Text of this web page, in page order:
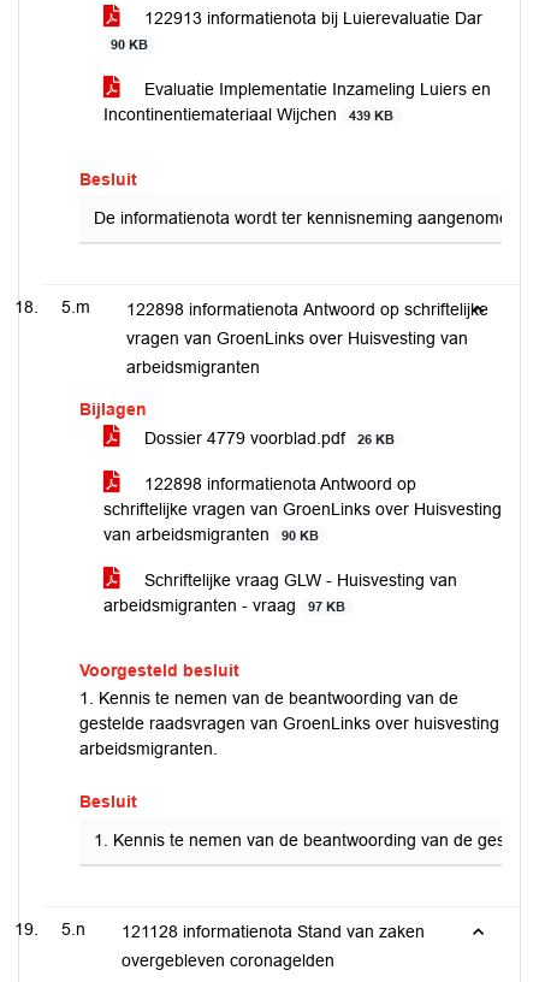
122913 informatienota bij Luierevaluatie Dar
90 KB
Evaluatie Implementatie Inzameling Luiers en
Incontinentiemateriaal Wijchen
439 KB
Besluit
De informatienota wordt ter kennisneming aangenomen.
5.m
122898 informatienota Antwoord op schriftelijke
vragen van GroenLinks over Huisvesting van
arbeidsmigranten
Bijlagen
Dossier 4779 voorblad.pdf
26 KB
122898 informatienota Antwoord op
schriftelijke vragen van GroenLinks over Huisvesting
van arbeidsmigranten
90 KB
Schriftelijke vraag GLW - Huisvesting van
arbeidsmigranten - vraag
97 KB
Voorgesteld besluit
1. Kennis te nemen van de beantwoording van de
gestelde raadsvragen van GroenLinks over huisvesting
arbeidsmigranten.
Besluit
1. Kennis te nemen van de beantwoording van de
5.n
121128 informatienota Stand van zaken
overgebleven coronagelden